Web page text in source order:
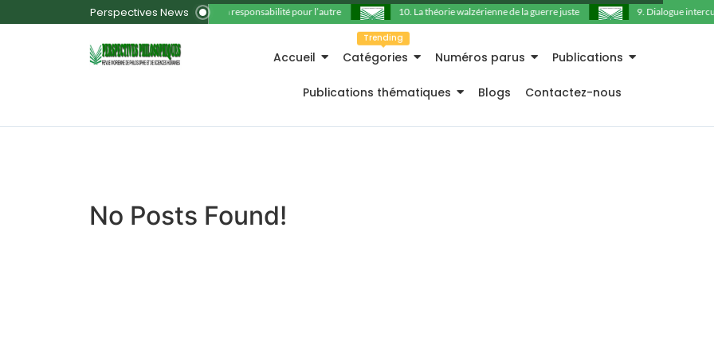
Perspectives News 11. La responsabilité pour l’autre 10. La théorie walzérienne de la guerre juste 9. Dialogue
Accueil Catégories
Trending
Numéros parus Publications
Publications thématiques Blogs Contactez-nous
No Posts Found!